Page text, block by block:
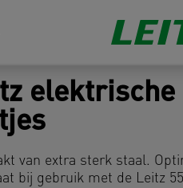
elektrische
van extra sterk staal.
bij gebruik met de Leitz